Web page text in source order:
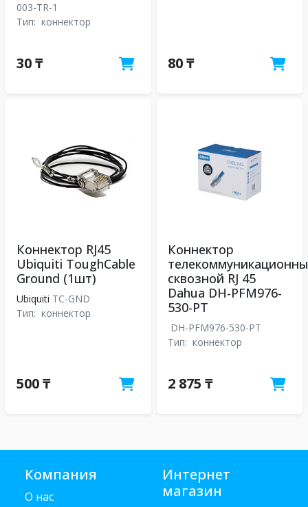
003-TR-1
Тип: коннектор
30 ₸ 80 ₸
Коннектор RJ45
Ubiquiti ToughCable
Ground (1шт)
Ubiquiti TC-GND
Тип: коннектор
500 ₸
Коннектор
сквозной RJ 45
Dahua DH-PFM976-
530-PT
DH-PFM976-530-PT
Тип: коннектор
2 875 ₸
Компания
О нас
Интернет
магазин